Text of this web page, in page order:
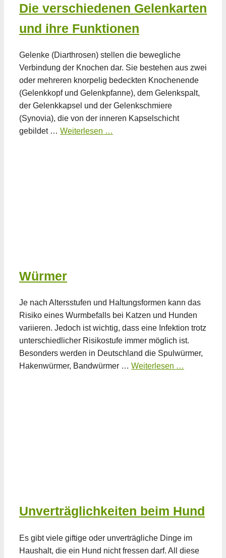
Die verschiedenen Gelenkarten
und ihre Funktionen
Gelenke (Diarthrosen) stellen die bewegliche
Verbindung der Knochen dar. Sie bestehen aus zwei
oder mehreren knorpelig bedeckten Knochenende
(Gelenkkopf und Gelenkpfanne), dem Gelenkspalt,
der Gelenkkapsel und der Gelenkschmiere
(Synovia), die von der inneren Kapselschicht
gebildet … Weiterlesen …
Würmer
Je nach Altersstufen und Haltungsformen kann das
Risiko eines Wurmbefalls bei Katzen und Hunden
variieren. Jedoch ist wichtig, dass eine Infektion trotz
unterschiedlicher Risikostufe immer möglich ist.
Besonders werden in Deutschland die Spulwürmer,
Hakenwürmer, Bandwürmer … Weiterlesen …
Unverträglichkeiten beim Hund
Es gibt viele giftige oder unverträgliche Dinge im
Haushalt, die ein Hund nicht fressen darf. All diese